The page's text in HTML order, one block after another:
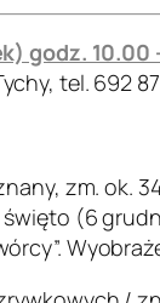
godz. 10.00
tel. 692
zm. ok.
(6